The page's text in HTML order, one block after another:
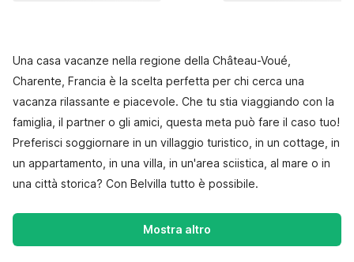
Una casa vacanze nella regione della Château-Voué,
Charente, Francia è la scelta perfetta per chi cerca una
vacanza rilassante e piacevole. Che tu stia viaggiando con la
famiglia, il partner o gli amici, questa meta può fare il caso tuo!
Preferisci soggiornare in un villaggio turistico, in un cottage, in
un appartamento, in una villa, in un'area sciistica, al mare o in
una città storica? Con Belvilla tutto è possibile.
Mostra altro